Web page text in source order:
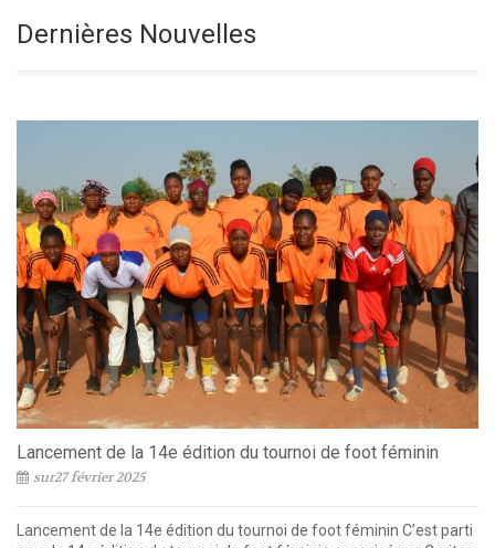
18° Semaine Du
Temps Ordinaire
Dernières Nouvelles
Lancement de la 14e édition du tournoi de foot féminin
sur27 février 2025
Lancement de la 14e édition du tournoi de foot féminin C’est parti